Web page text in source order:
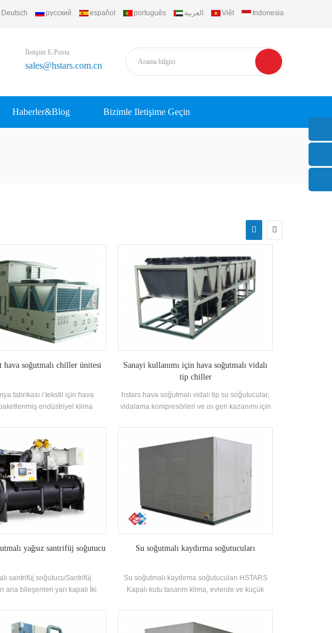
Deutsch русский español português العربية Việt Indonesia
İletişim E-Posta
sales@hstars.com.cn
Haberler&Blog Bizimle Iletişime Geçin
hava soğutmalı chiller ünitesi
fabrikası / tekstil için hava
endüstriyel klima
endüstrisi, baskı ve gıda
bina, mesleki arıtma ve çevre
mekan hava kalitesi, deniz
için çözümler sunar
Sanayi kullanımı için hava soğutmalı vidalı
tip chiller
hstars hava soğutmalı vidalı tip su soğutucular,
vidalama kompresörleri ve ısı geri kazanımı için
kullanım ile yüksek kalite.
yağsız santrifüj soğutucu
santrifüj soğutucuSantrifüj
ana bileşenleri yarı kapalı İki
Soğutucu Akışkan
Sistemleri, Flash Tipi
Su soğutmalı kaydırma soğutucuları
Su soğutmalı kaydırma soğutucuları HSTARS
Kapalı kutu tasarım klima, evlerde ve küçük
klima türüdür. Kabine klimalar, yüksek güç ve
güçlü rüzgarın avantajlarına sahiptir. Güç. Ünite